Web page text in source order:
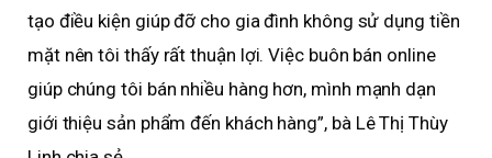
tạo điều kiện giúp đỡ cho gia đình không sử dụng tiền
mặt nên tôi thấy rất thuận lợi. Việc buôn bán online
giúp chúng tôi bán nhiều hàng hơn, mình mạnh dạn
giới thiệu sản phẩm đến khách hàng”, bà Lê Thị Thùy